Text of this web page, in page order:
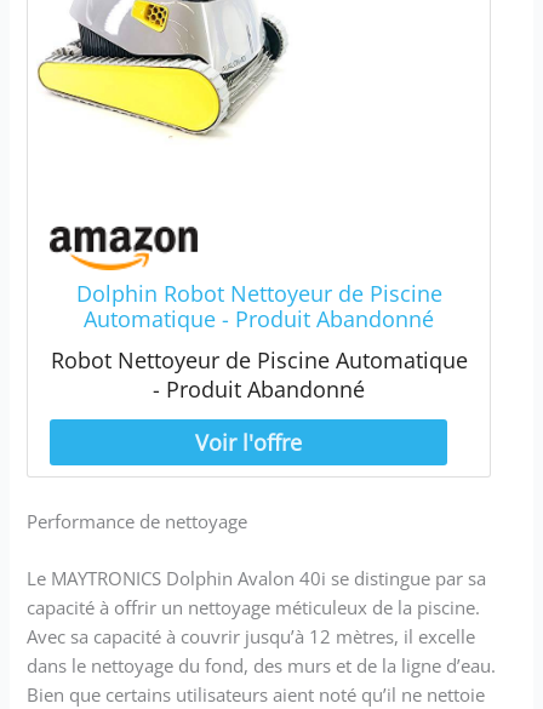
Dolphin Robot Nettoyeur de Piscine
Automatique - Produit Abandonné
Robot Nettoyeur de Piscine Automatique
- Produit Abandonné
Performance de nettoyage
Le MAYTRONICS Dolphin Avalon 40i se distingue par sa
capacité à offrir un nettoyage méticuleux de la piscine.
Avec sa capacité à couvrir jusqu’à 12 mètres, il excelle
dans le nettoyage du fond, des murs et de la ligne d’eau.
Bien que certains utilisateurs aient noté qu’il ne nettoie